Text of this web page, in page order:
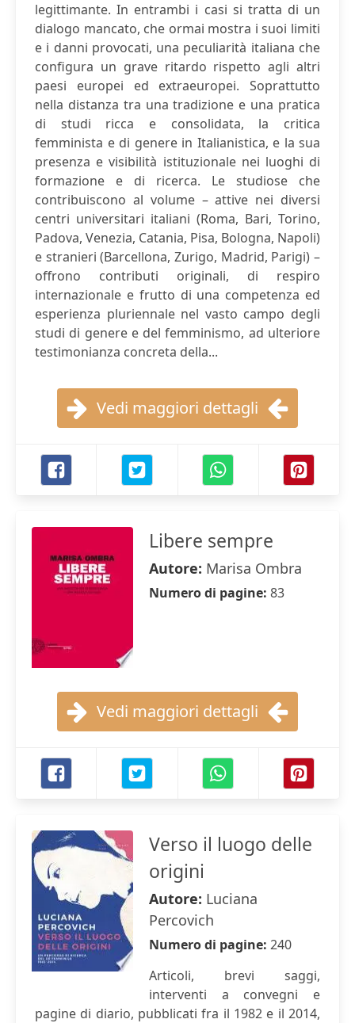
legittimante. In entrambi i casi si tratta di un
dialogo mancato, che ormai mostra i suoi limiti
e i danni provocati, una peculiarità italiana che
configura un grave ritardo rispetto agli altri
paesi europei ed extraeuropei. Soprattutto
nella distanza tra una tradizione e una pratica
di studi ricca e consolidata, la critica
femminista e di genere in Italianistica, e la sua
presenza e visibilità istituzionale nei luoghi di
formazione e di ricerca. Le studiose che
contribuiscono al volume – attive nei diversi
centri universitari italiani (Roma, Bari, Torino,
Padova, Venezia, Catania, Pisa, Bologna, Napoli)
e stranieri (Barcellona, Zurigo, Madrid, Parigi) –
offrono contributi originali, di respiro
internazionale e frutto di una competenza ed
esperienza pluriennale nel vasto campo degli
studi di genere e del femminismo, ad ulteriore
testimonianza concreta della...
Vedi maggiori dettagli
Libere sempre
Autore: Marisa Ombra
Numero di pagine: 83
Vedi maggiori dettagli
Verso il luogo delle
origini
Autore: Luciana
Percovich
Numero di pagine: 240
Articoli, brevi saggi,
interventi a convegni e
pagine di diario, pubblicati fra il 1982 e il 2014,